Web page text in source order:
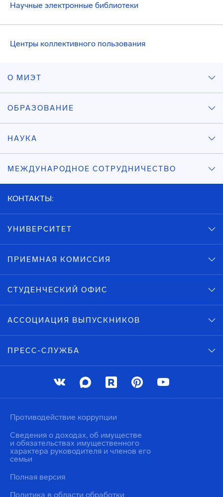
Научные электронные библиотеки
Центры коллективного пользования
О МИЭТ
ОБРАЗОВАНИЕ
НАУКА
МЕЖДУНАРОДНОЕ СОТРУДНИЧЕСТВО
КОНТАКТЫ:
УНИВЕРСИТЕТ
ПРИЕМНАЯ КОМИССИЯ
СТУДЕНЧЕСКИЙ ОФИС
АССОЦИАЦИЯ ВЫПУСКНИКОВ
ПРЕСС-СЛУЖБА
Политика в области обработки
Противодействие коррупции
Сведения о доходах, об имуществе
и обязательствах имущественного
характера руководителя и членов его
семьи
Полная версия